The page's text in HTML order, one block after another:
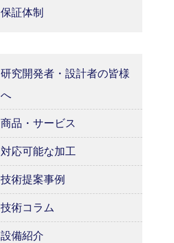
保証体制
研究開発者・設計者の皆様
へ
商品・サービス
対応可能な加工
技術提案事例
技術コラム
設備紹介